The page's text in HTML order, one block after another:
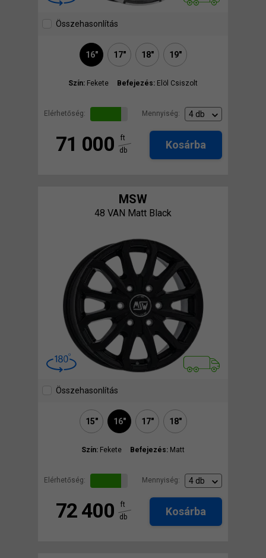
Összehasonlítás
16" 17" 18" 19"
Szín: Fekete Befejezés: Elöl Csiszolt
Elérhetőség: Mennyiség:
71 000
ft
db
Kosárba
MSW
48 VAN Matt Black
Összehasonlítás
15" 16" 17" 18"
Szín: Fekete Befejezés: Matt
Elérhetőség: Mennyiség:
72 400
ft
db
Kosárba